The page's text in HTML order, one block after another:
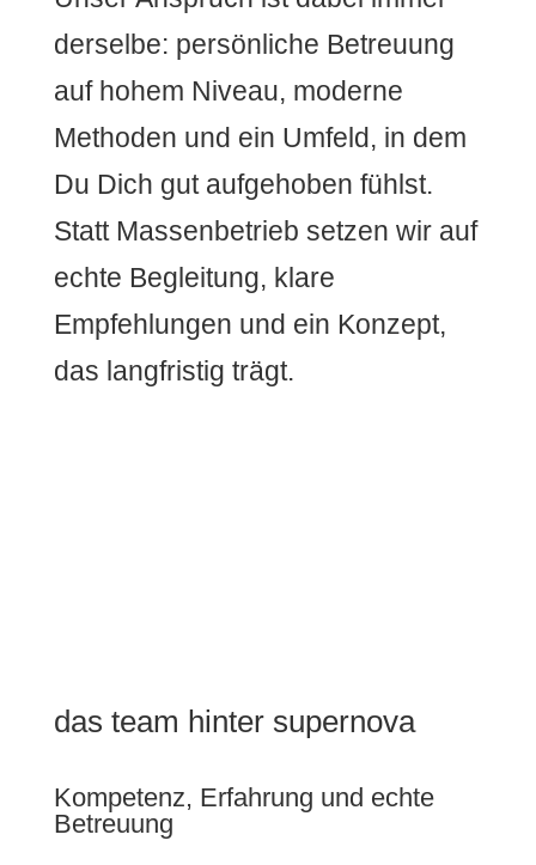
derselbe: persönliche Betreuung
auf hohem Niveau, moderne
Methoden und ein Umfeld, in dem
Du Dich gut aufgehoben fühlst.
Statt Massenbetrieb setzen wir auf
echte Begleitung, klare
Empfehlungen und ein Konzept,
das langfristig trägt.
das team hinter supernova
Kompetenz, Erfahrung und echte
Betreuung